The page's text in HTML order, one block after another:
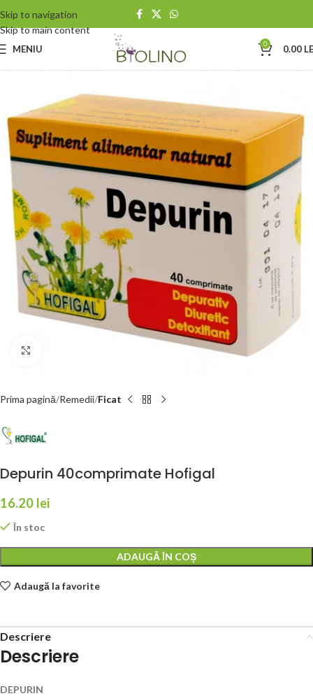
Skip to navigation
Skip to main content
MENIU 0 0.00
Prima pagină Remedii Ficat
Depurin 40comprimate Hofigal
16.20 lei
În stoc
ADAUGĂ ÎN COȘ
Adaugă la favorite
Descriere
Descriere
DEPURIN